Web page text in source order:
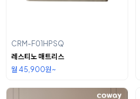
CRM-F01HPSQ
레스티노 매트리스
월 45,900원~